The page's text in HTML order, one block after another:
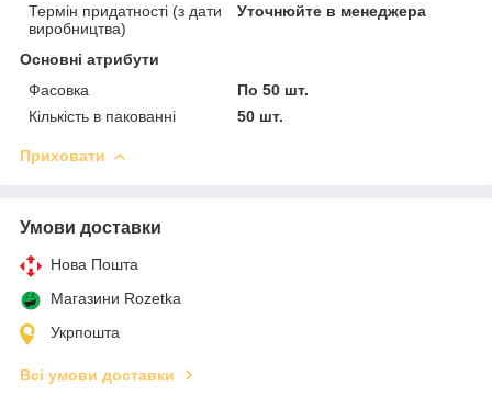
Термін придатності (з дати
виробництва)
Уточнюйте в менеджера
Основні атрибути
Фасовка
По 50 шт.
Кількість в пакованні
50 шт.
Приховати
Умови доставки
Нова Пошта
Магазини Rozetka
Укрпошта
Всі умови доставки